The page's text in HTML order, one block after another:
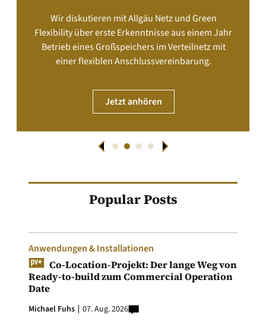
Wir diskutieren mit Allgäu Netz und Green
Flexibility über erste Erkenntnisse aus einem Jahr
Betrieb eines Großspeichers im Verteilnetz mit
einer flexiblen Anschlussvereinbarung.
Jetzt anhören
Popular Posts
Anwendungen & Installationen
Co-Location-Projekt: Der lange Weg von
Ready-to-build zum Commercial Operation
Date
Michael Fuhs 07. Aug. 2026